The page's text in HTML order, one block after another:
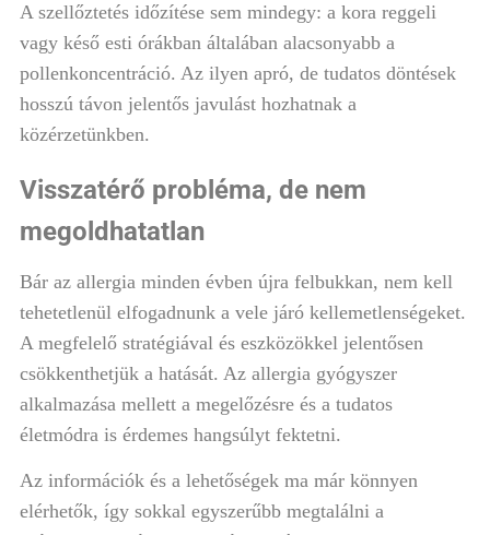
A szellőztetés időzítése sem mindegy: a kora reggeli
vagy késő esti órákban általában alacsonyabb a
pollenkoncentráció. Az ilyen apró, de tudatos döntések
hosszú távon jelentős javulást hozhatnak a
közérzetünkben.
Visszatérő probléma, de nem
megoldhatatlan
Bár az allergia minden évben újra felbukkan, nem kell
tehetetlenül elfogadnunk a vele járó kellemetlenségeket.
A megfelelő stratégiával és eszközökkel jelentősen
csökkenthetjük a hatását. Az allergia gyógyszer
alkalmazása mellett a megelőzésre és a tudatos
életmódra is érdemes hangsúlyt fektetni.
Az információk és a lehetőségek ma már könnyen
elérhetők, így sokkal egyszerűbb megtalálni a